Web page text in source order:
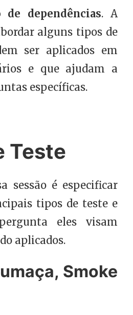
dependências. A
alguns tipos de
ser aplicados em
e que ajudam a
específicas.
Teste
sessão é especificar
tipos de teste e
eles visam
aplicados.
Smoke